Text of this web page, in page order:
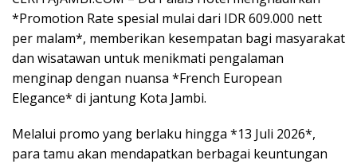
*Promotion Rate spesial mulai dari IDR 609.000 nett
per malam*, memberikan kesempatan bagi masyarakat
dan wisatawan untuk menikmati pengalaman
menginap dengan nuansa *French European
Elegance* di jantung Kota Jambi.
Melalui promo yang berlaku hingga *13 Juli 2026*,
para tamu akan mendapatkan berbagai keuntungan